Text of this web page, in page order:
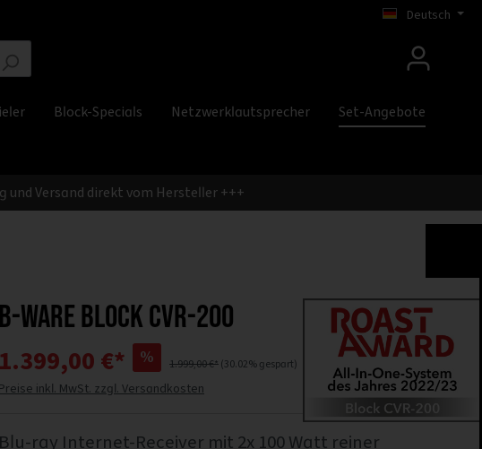
Deutsch
Block-Specials Netzwerklautsprecher Set-Angebote
und Versand direkt vom Hersteller +++
B-Ware Block CVR-200
1.399,00 €*
% 1.999,00 €*(30.02% gespart)
inkl. MwSt. zzgl. Versandkosten
Blu-ray Internet-Receiver mit 2x 100 Watt reiner